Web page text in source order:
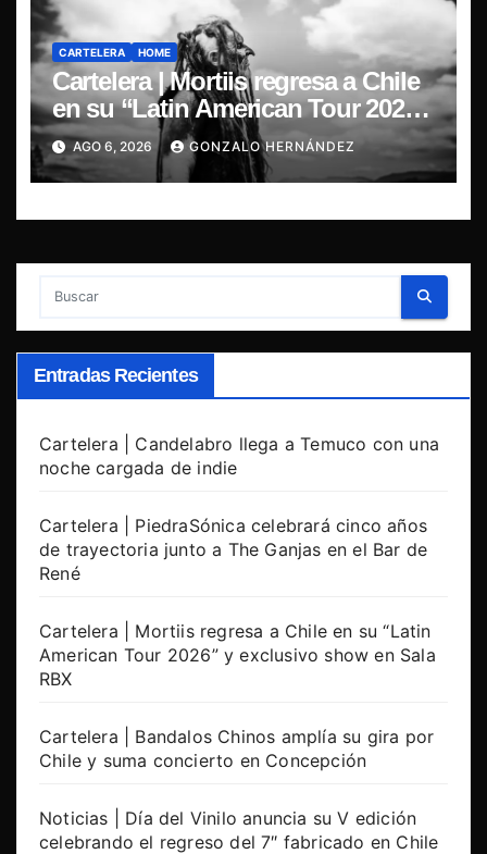
CARTELERA HOME
Cartelera | Mortiis regresa a Chile
en su “Latin American Tour 2026”
y exclusivo show en Sala RBX
AGO 6, 2026 GONZALO HERNÁNDEZ
Entradas Recientes
Cartelera | Candelabro llega a Temuco con una
noche cargada de indie
Cartelera | PiedraSónica celebrará cinco años
de trayectoria junto a The Ganjas en el Bar de
René
Cartelera | Mortiis regresa a Chile en su “Latin
American Tour 2026” y exclusivo show en Sala
RBX
Cartelera | Bandalos Chinos amplía su gira por
Chile y suma concierto en Concepción
Noticias | Día del Vinilo anuncia su V edición
celebrando el regreso del 7″ fabricado en Chile